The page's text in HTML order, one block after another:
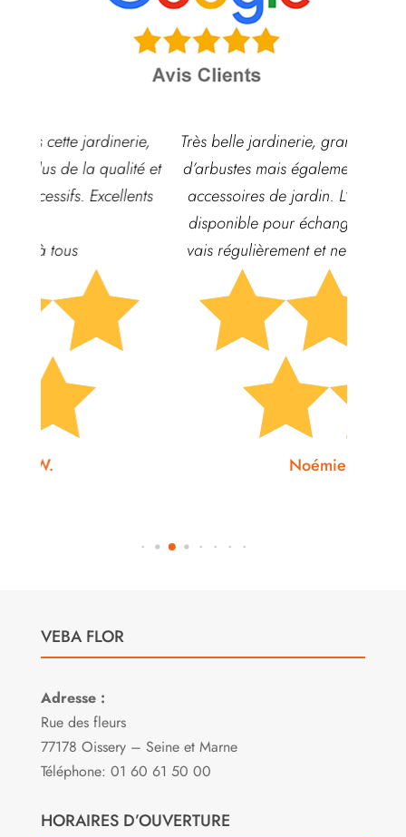
Très belle jardinerie, grand choix de fleurs et
d’arbustes mais également de pots ou autre
accessoires de jardin. L’équipe est souvent
disponible pour échanger et conseiller. J’y
vais régulièrement et ne suis jamais déçue.
 

VEBA FLOR
Adresse :
Rue des fleurs
77178 Oissery – Seine et Marne
Téléphone: 01 60 61 50 00
HORAIRES D’OUVERTURE